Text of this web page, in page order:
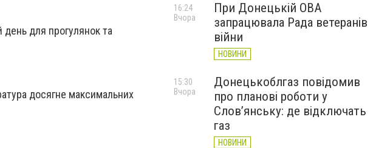
день для прогулянок та
досягне максимальних
При Донецькій ОВА
запрацювала Рада ветеранів
війни
НОВИНИ
16:24
Вчора
Донецькоблгаз повідомив
про планові роботи у
Слов’янську: де відключать
газ
НОВИНИ
15:30
Вчора